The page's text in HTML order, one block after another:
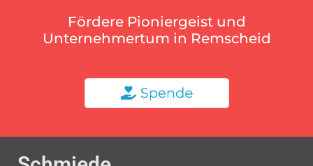
Fördere Pioniergeist und
Unternehmertum in Remscheid